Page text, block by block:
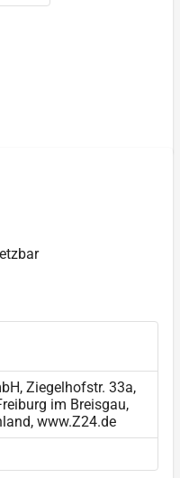
Ziegelhofstr. 33a,
im Breisgau,
www.Z24.de